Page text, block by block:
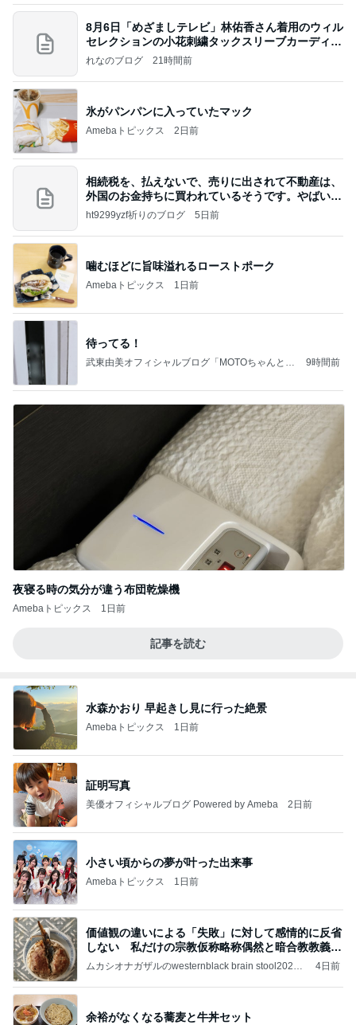
8月6日「めざましテレビ」林佑香さん着用のウィル
セレクションの小花刺繍タックスリーブカーディガ
ン
れなのブログ 21時間前
氷がパンパンに入っていたマック
Amebaトピックス 2日前
相続税を、払えないで、売りに出されて不動産は、
外国のお金持ちに買われているそうです。やばいで
すよ
ht9299yzf祈りのブログ 5日前
噛むほどに旨味溢れるローストポーク
Amebaトピックス 1日前
待ってる！
武東由美オフィシャルブログ「MOTOちゃんとの
9時間前
夜寝る時の気分が違う布団乾燥機
Amebaトピックス 1日前
記事を読む
水森かおり 早起きし見に行った絶景
Amebaトピックス 1日前
証明写真
美優オフィシャルブログ Powered by Ameba 2日前
小さい頃からの夢が叶った出来事
Amebaトピックス 1日前
価値観の違いによる「失敗」に対して感情的に反省
しない 私だけの宗教仮称略称偶然と暗合教教義候
補
ムカシオナガザルのwesternblack brain stool2024
ガザル
4日前
余裕がなくなる蕎麦と牛丼セット